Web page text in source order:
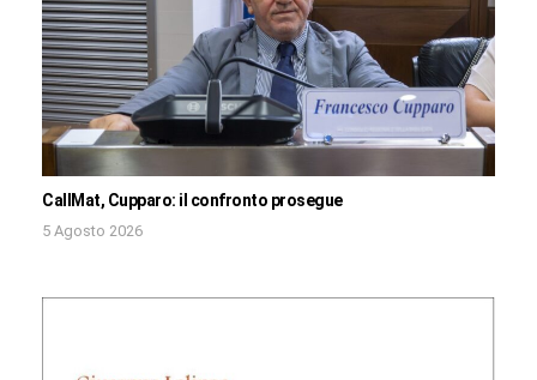
CallMat, Cupparo: il confronto prosegue
5 Agosto 2026